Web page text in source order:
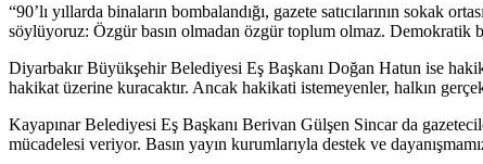
“90’lı yıllarda binaların bombalandığı, gazete satıcılarının sokak
söylüyoruz: Özgür basın olmadan özgür toplum olmaz. Demokratik
Diyarbakır Büyükşehir Belediyesi Eş Başkanı Doğan Hatun ise
hakikat üzerine kuracaktır. Ancak hakikati istemeyenler, halkın
Kayapınar Belediyesi Eş Başkanı Berivan Gülşen Sincar da
mücadelesi veriyor. Basın yayın kurumlarıyla destek ve